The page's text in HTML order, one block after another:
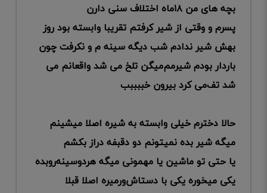
بچه های من ۱۸ماه اختلاف سنی دارن
پسرم و وقتی از شیر کرفتم تقریبا وابسته بود روز
بهش شیر ندادم شب دیگه سینه م و نکرفت چون
باردار بودم شیرمم‌میگن تلخ می شد واقعانم می
شد تف‌می کرد بیرون خببببب
حالا دخترم خیلی وابسته به شیره اصلا میشینم
میگه شیر بده نمیتونم دو دقبفه دراز بکشم
یا حتی تو ماشین یا مهمونی میگه هردوسینه‌رو‌بده
یکی میخوره یکی با دستاش‌ور‌میره اصلا قبلا